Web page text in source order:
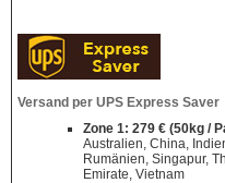
Versand per UPS Express Saver
Zone 1: 279 € (50kg /
Australien, China,
Rumänien, Singapur,
Emirate, Vietnam